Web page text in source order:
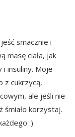
smacznie i
masę ciała, jak
insuliny. Moje
z cukrzycą,
ale jeśli nie
korzystaj.
:)